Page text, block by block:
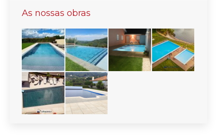
As nossas obras